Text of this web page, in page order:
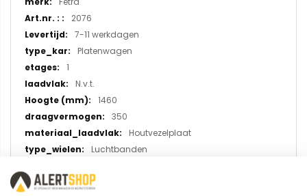
informatie
2076
7-11 werkdagen
Platenwagen
1
N.v.t.
1460
350
Houtvezelplaat
Luchtbanden